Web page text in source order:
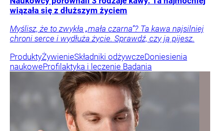
wiązała się z dłuższym życiem
Myślisz, że to zwykła „mała czarna”? Ta kawa najsilniej
chroni serce i wydłuża życie. Sprawdź, czy ją pijesz.
ProduktyŻywienieSkładniki odżywczeDoniesienia
naukoweProfilaktyka i leczenie Badania